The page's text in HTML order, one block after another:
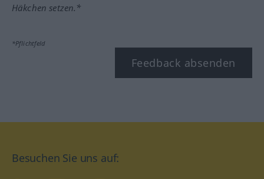
Häkchen setzen.*
*Pflichtfeld
Feedback absenden
Besuchen Sie uns auf: